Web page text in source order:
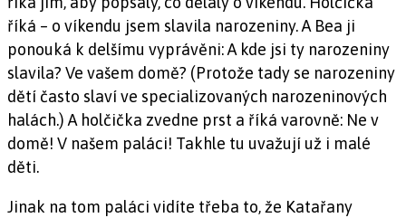
říká – o víkendu jsem slavila narozeniny. A Bea ji
ponouká k delšímu vyprávěni: A kde jsi ty narozeniny
slavila? Ve vašem domě? (Protože tady se narozeniny
dětí často slaví ve specializovaných narozeninových
halách.) A holčička zvedne prst a říká varovně: Ne v
domě! V našem paláci! Takhle tu uvažují už i malé
děti.
Jinak na tom paláci vidíte třeba to, že Katařany